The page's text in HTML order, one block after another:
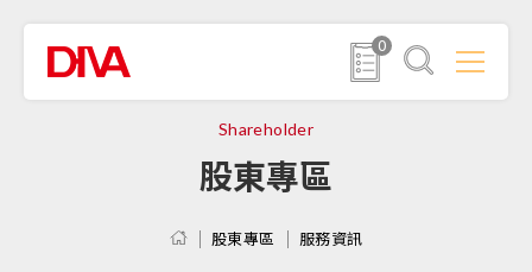
0
Shareholder
股東專區
股東專區 服務資訊